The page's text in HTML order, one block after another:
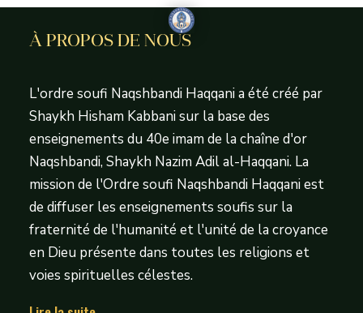
À PROPOS DE NOUS
L'ordre soufi Naqshbandi Haqqani a été créé par
Shaykh Hisham Kabbani sur la base des
enseignements du 40e imam de la chaîne d'or
Naqshbandi, Shaykh Nazim Adil al-Haqqani. La
mission de l'Ordre soufi Naqshbandi Haqqani est
de diffuser les enseignements soufis sur la
fraternité de l'humanité et l'unité de la croyance
en Dieu présente dans toutes les religions et
voies spirituelles célestes.